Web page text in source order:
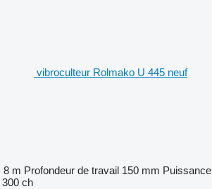
vibroculteur Rolmako U 445 neuf
8 m Profondeur de travail 150 mm Puissance
300 ch